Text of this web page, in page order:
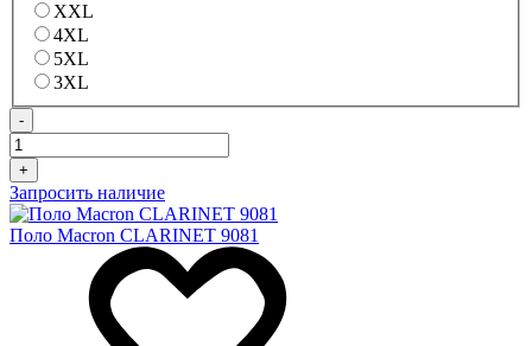
XXL
4XL
5XL
3XL
-
+
Запросить наличие
Поло Macron CLARINET 9081